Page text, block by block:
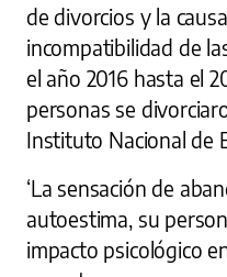
de divorcios y la
incompatibilidad de
el año 2016 hasta el
personas se
Instituto Nacional de
‘La sensación de
autoestima, su
impacto psicológico